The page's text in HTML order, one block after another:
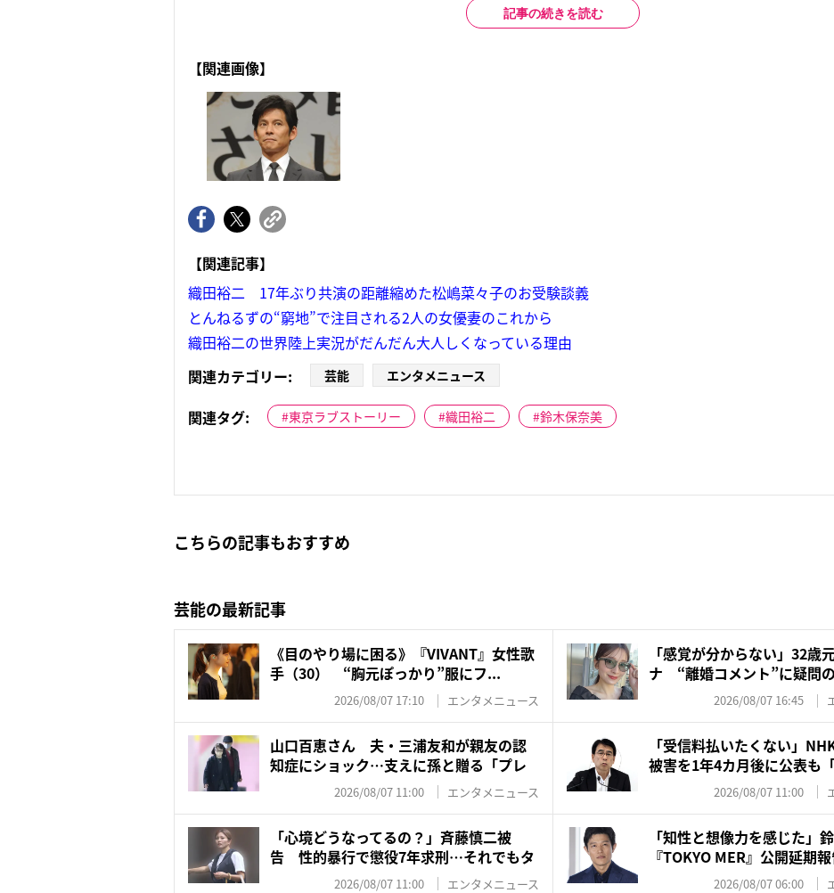
記事の続きを読む
【関連画像】
【関連記事】
織田裕二 17年ぶり共演の距離縮めた松嶋菜々子のお受験談義
とんねるずの“窮地”で注目される2人の女優妻のこれから
織田裕二の世界陸上実況がだんだん大人しくなっている理由
関連カテゴリー:
芸能 エンタメニュース
関連タグ: 東京ラブストーリー 織田裕二 鈴木保奈美
こちらの記事もおすすめ
芸能の最新記事
《目のやり場に困る》『VIVANT』女性歌
手（30） “胸元ぽっかり”服にフ...
2026/08/07 17:10 エンタメニュース
「感覚が分からない」32歳
ナ “離婚コメント”に疑問
2026/08/07 16:45
山口百恵さん 夫・三浦友和が親友の認
知症にショック…支えに孫と贈る「プレ
2026/08/07 11:00 エンタメニュース
「受信料払いたくない」
被害を1年4カ月後に公表も「
2026/08/07 11:00
「心境どうなってるの？」斉藤慎二被
告 性的暴行で懲役7年求刑…それでもタ
2026/08/07 11:00 エンタメニュース
「知性と想像力を感じた」
『TOKYO MER』公開延期
2026/08/07 06:00